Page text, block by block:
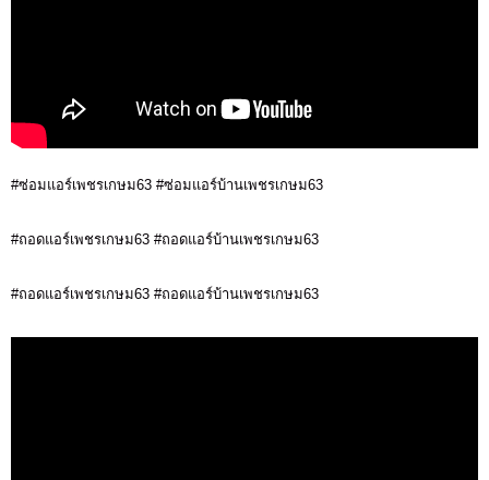
#ซ่อมแอร์เพชรเกษม63 #ซ่อมแอร์บ้านเพชรเกษม63
#ถอดแอร์เพชรเกษม63 #ถอดแอร์บ้านเพชรเกษม63
#ถอดแอร์เพชรเกษม63 #ถอดแอร์บ้านเพชรเกษม63